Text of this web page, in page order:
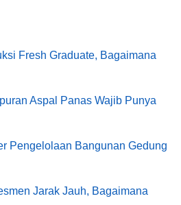
Fresh Graduate, Bagaimana
Aspal Panas Wajib Punya
Pengelolaan Bangunan Gedung
Jarak Jauh, Bagaimana